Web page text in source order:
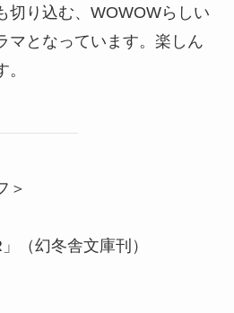
切り込む、WOWOWらしい
マとなっています。楽しん
＞
（幻冬舎文庫刊）